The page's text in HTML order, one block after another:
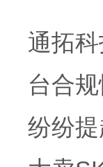
通拓
台合
纷纷